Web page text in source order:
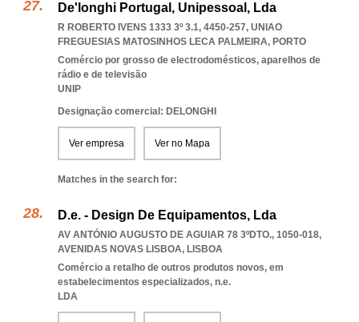
De'longhi Portugal, Unipessoal, Lda
R ROBERTO IVENS 1333 3º 3.1, 4450-257, UNIAO
FREGUESIAS MATOSINHOS LECA PALMEIRA, PORTO
Comércio por grosso de electrodomésticos, aparelhos de
rádio e de televisão
UNIP
Designação comercial: DELONGHI
Ver empresa Ver no Mapa
Matches in the search for:
D.e. - Design De Equipamentos, Lda
AV ANTÓNIO AUGUSTO DE AGUIAR 78 3ºDTO., 1050-018,
AVENIDAS NOVAS LISBOA, LISBOA
Comércio a retalho de outros produtos novos, em
estabelecimentos especializados, n.e.
LDA